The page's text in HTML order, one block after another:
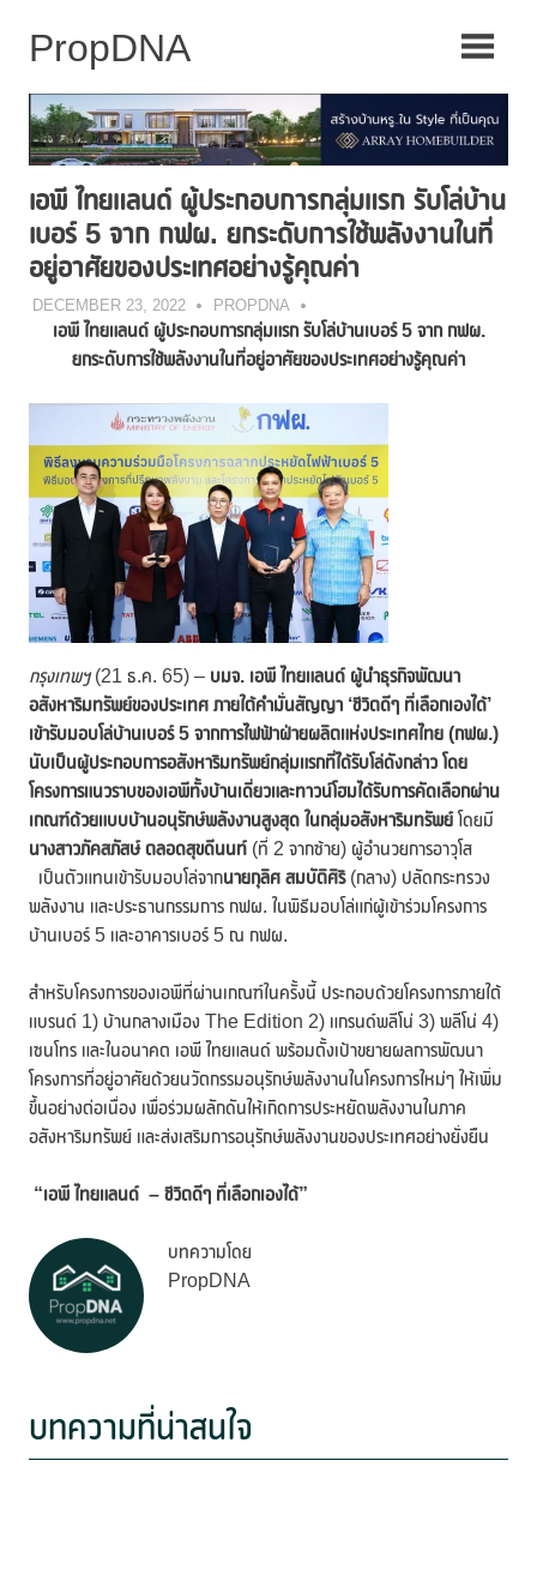
เอพี ไทยแลนด์ ผู้ประกอบการกลุ่มแรก รับโล่บ้าน
เบอร์ 5 จาก กฟผ. ยกระดับการใช้พลังงานในที่
อยู่อาศัยของประเทศอย่างรู้คุณค่า
DECEMBER 23, 2022 PROPDNA
เอพี ไทยแลนด์ ผู้ประกอบการกลุ่มแรก รับโล่บ้านเบอร์5 จาก กฟผ.
ยกระดับการใช้พลังงานในที่อยู่อาศัยของประเทศอย่างรู้คุณค่า
กรุงเทพฯ(21 ธ.ค. 65) – บมจ. เอพี ไทยแลนด์ ผู้นำธุรกิจพัฒนา
อสังหาริมทรัพย์ของประเทศ ภายใต้คำมั่นสัญญา ‘ชีวิตดีๆ ที่เลือกเองได้’
เข้ารับมอบโล่บ้านเบอร์5 จากการไฟฟ้าฝ่ายผลิตแห่งประเทศไทย (กฟผ.)
นับเป็นผู้ประกอบการอสังหาริมทรัพย์กลุ่มแรกที่ได้รับโล่ดังกล่าว โดย
โครงการแนวราบของเอพีทั้งบ้านเดี่ยวและทาวน์โฮมได้รับการคัดเลือกผ่าน
เกณฑ์ด้วยแบบบ้านอนุรักษ์พลังงานสูงสุด ในกลุ่มอสังหาริมทรัพย์โดยมี
นางสาวภัคสภัสษ์ ตลอดสุขดีนนท์ (ที่ 2 จากซ้าย) ผู้อำนวยการอาวุโส
เป็นตัวแทนเข้ารับมอบโล่จากนายกุลิศ สมบัติศิริ(กลาง) ปลัดกระทรวง
พลังงาน และประธานกรรมการ กฟผ. ในพิธีมอบโล่แก่ผู้เข้าร่วมโครงการ
บ้านเบอร์ 5 และอาคารเบอร์ 5 ณ กฟผ.
สำหรับโครงการของเอพีที่ผ่านเกณฑ์ในครั้งนี้ ประกอบด้วยโครงการภายใต้
แบรนด์ 1) บ้านกลางเมือง The Edition 2) แกรนด์พลีโน่ 3) พลีโน่ 4)
เซนโทร และในอนาคต เอพี ไทยแลนด์ พร้อมตั้งเป้าขยายผลการพัฒนา
โครงการที่อยู่อาศัยด้วยนวัตกรรมอนุรักษ์พลังงานในโครงการใหม่ๆ ให้เพิ่ม
ขึ้นอย่างต่อเนื่อง เพื่อร่วมผลักดันให้เกิดการประหยัดพลังงานในภาค
อสังหาริมทรัพย์ และส่งเสริมการอนุรักษ์พลังงานของประเทศอย่างยั่งยืน
“เอพี ไทยแลนด์ – ชีวิตดีๆ ที่เลือกเองได้”
บทความโดย
PropDNA
บทความที่น่าสนใจ